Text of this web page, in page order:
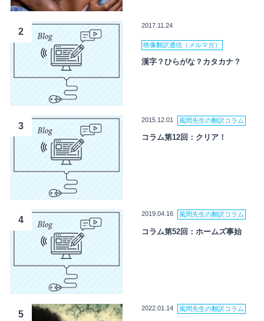
2
2017.11.24
映像翻訳通信（メルマガ）
漢字？ひらがな？カタカナ？
3
2015.12.01 風間先生の翻訳コラム
コラム第12回：クリア！
4
2019.04.16 風間先生の翻訳コラム
コラム第52回：ホームズ事始
5
2022.01.14 風間先生の翻訳コラム